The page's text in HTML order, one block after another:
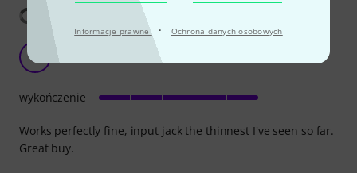
Informacje prawne · Ochrona danych osobowych
Pokaż tłumaczenia
Dkoc 19.04.2018
Works perfectly fine, input jack the thinnest I've seen so far.
Great buy.
wykończenie